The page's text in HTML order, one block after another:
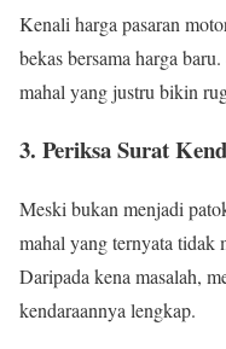
Kenali harga pasaran
bekas bersama harga
mahal yang justru bikin
3. Periksa Surat
Meski bukan menjadi
mahal yang ternyata tidak
Daripada kena masalah,
kendaraannya lengkap.